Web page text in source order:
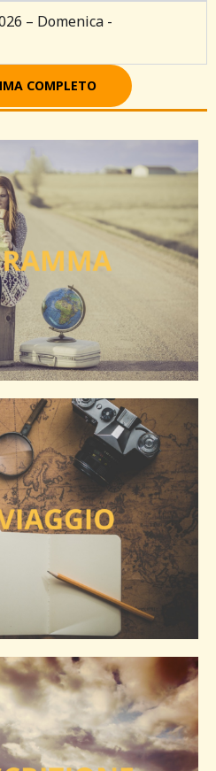
– Domenica -
COMPLETO